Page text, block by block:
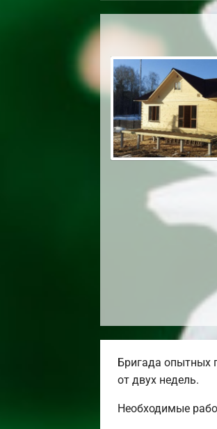
Бригада опытных
от двух недель.
Необходимые